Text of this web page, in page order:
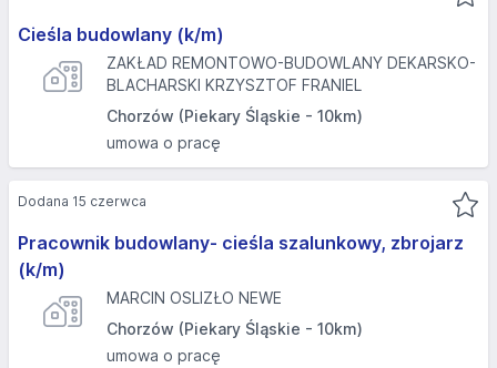
Cieśla budowlany (k/m)
ZAKŁAD REMONTOWO-BUDOWLANY DEKARSKO-
BLACHARSKI KRZYSZTOF FRANIEL
Chorzów (Piekary Śląskie - 10km)
umowa o pracę
Pracownik budowlany- cieśla szalunkowy, zbrojarz
(k/m)
MARCIN OSLIZŁO NEWE
Chorzów (Piekary Śląskie - 10km)
umowa o pracę
Dodana 15 czerwca